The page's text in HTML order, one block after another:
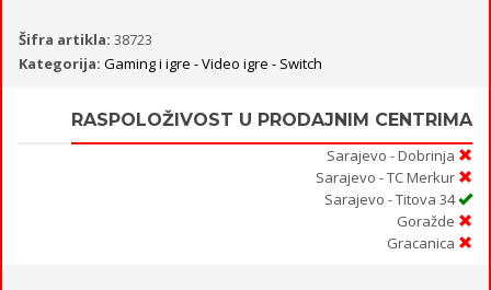
Šifra artikla: 38723
Kategorija: Gaming i igre - Video igre - Switch
RASPOLOŽIVOST U PRODAJNIM CENTRIMA
Sarajevo - Dobrinja
Sarajevo - TC Merkur
Sarajevo - Titova 34
Goražde
Gracanica